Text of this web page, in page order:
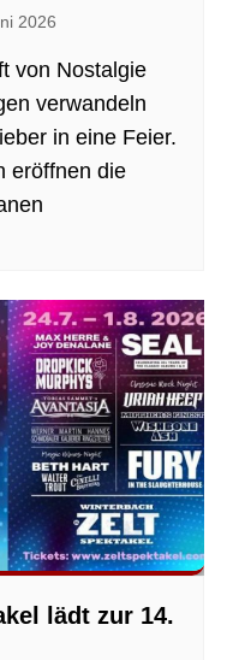
2026
von Nostalgie
verwandeln
in eine Feier.
eröffnen die
lädt zur 14.